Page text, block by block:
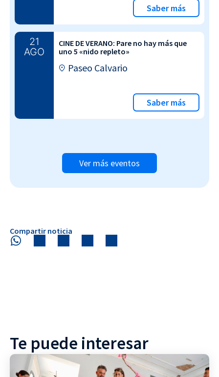
Saber más
21
AGO
CINE DE VERANO: Pare no hay más que
uno 5 «nido repleto»
Paseo Calvario
Saber más
Ver más eventos
Compartir noticia
Te puede interesar